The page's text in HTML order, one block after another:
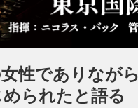
性でありなが
られたと語る